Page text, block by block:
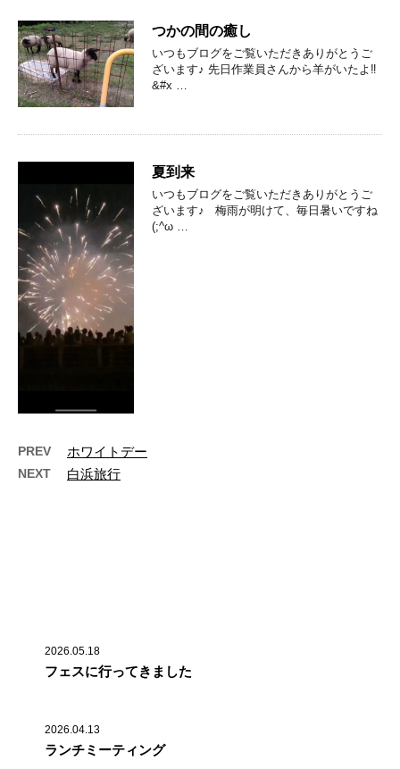
つかの間の癒し
いつもブログをご覧いただきありがとうご
ざいます♪ 先日作業員さんから羊がいたよ‼
&#x …
夏到来
いつもブログをご覧いただきありがとうご
ざいます♪ 梅雨が明けて、毎日暑いですね
(;^ω …
PREV ホワイトデー
NEXT 白浜旅行
2026.05.18
フェスに行ってきました
2026.04.13
ランチミーティング